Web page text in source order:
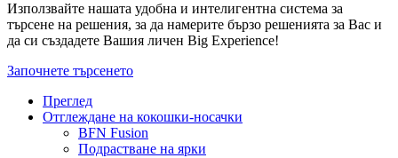
Използвайте нашата удобна и интелигентна система за
търсене на решения, за да намерите бързо решенията за Вас и
да си създадете Вашия личен Big Experience!
Започнете търсенето
Преглед
Отглеждане на кокошки-носачки
BFN Fusion
Подрастване на ярки